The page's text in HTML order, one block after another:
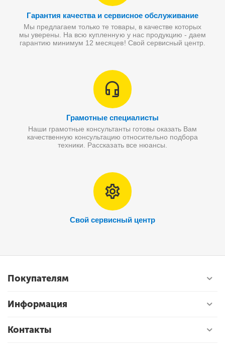
Гарантия качества и сервисное обслуживание
Мы предлагаем только те товары, в качестве которых
мы уверены. На всю купленную у нас продукцию - даем
гарантию минимум 12 месяцев! Свой сервисный центр.
Грамотные специалисты
Наши грамотные консультанты готовы оказать Вам
качественную консультацию относительно подбора
техники. Рассказать все нюансы.
Свой сервисный центр
Покупателям
Информация
Контакты